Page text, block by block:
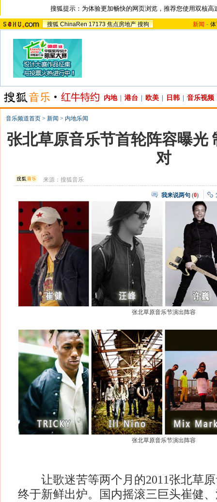
搜狐提示：为体验更加畅快的网页浏览，推荐您使用双核高
搜狐 ChinaRen 17173 焦点房地产 搜狗 新闻 -
内地 港台 欧美 日韩 音乐视频
音乐频道首页 > 新闻 > 内地乐闻
张北草原音乐节首轮阵容曝光
对
来源：搜狐音乐
我来说两句 (0)
张北草原音乐节演出阵容
张北草原音乐节演出阵容
让歌迷苦等两个月的2011张北草原
终于新鲜出炉。国内摇滚三巨头崔健